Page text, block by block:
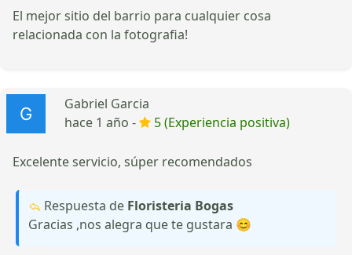
El mejor sitio del barrio para cualquier cosa
relacionada con la fotografia!
Gabriel Garcia
hace 1 año -
5 (Experiencia positiva)
Excelente servicio, súper recomendados
Respuesta de Floristeria Bogas
Gracias ,nos alegra que te gustara 😊